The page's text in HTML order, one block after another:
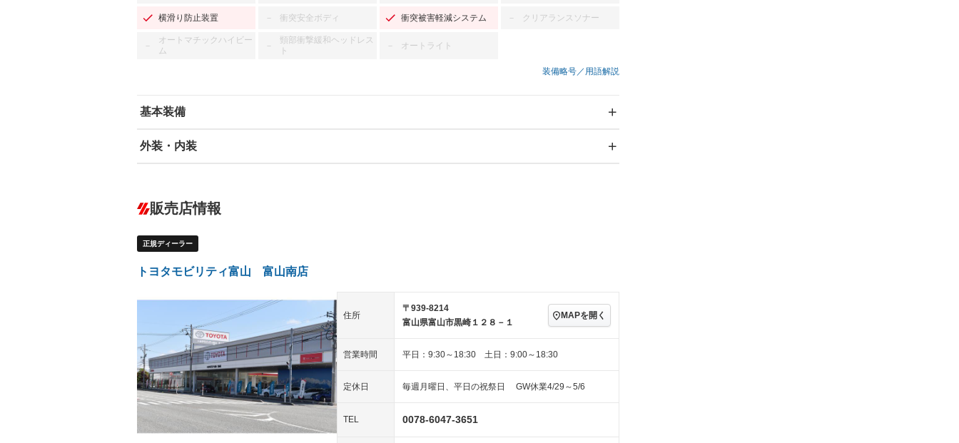
横滑り防止装置 － 衝突安全ボディ 衝突被害軽減システム － クリアランスソナー
－
オートマチックハイビー
ム
－
頸部衝撃緩和ヘッドレス
ト
－ オートライト
装備略号／用語解説
基本装備
エアバッグ：運転席/助手席/サイド
－ ダウンヒルアシストコントロール
－ Bluetooth接続
レンタカーアップ － 展示・試乗車
装備略号／用語解説
外装・内装
－ オーディオ
－
ー
LEDヘッドランプ － HID(キセノンライト)
ランフラットタイヤ パワーシート 3列シート ベンチシート
－ フルフラットシート － チップアップシート
－ シートヒーター － ウォークスルー
－ フロントカメラ － シートエアコン 全周囲カメラ サイドカメラ
－ ルーフレール － エアサスペンション
販売店情報
正規ディーラー
トヨタモビリティ富山 富山南店
住所
〒939-8214
富山県富山市黒崎１２８－１
MAPを開く
営業時間 平日：9:30～18:30 土日：9:00～18:30
定休日 毎週月曜日、平日の祝祭日 GW休業4/29～5/6
TEL 0078-6047-3651